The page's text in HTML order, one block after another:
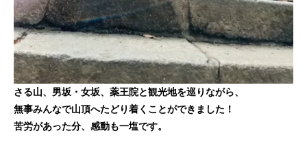
さる山、男坂・女坂、薬王院と観光地を巡りながら、
無事みんなで山頂へたどり着くことができました！
苦労があった分、感動も一塩です。